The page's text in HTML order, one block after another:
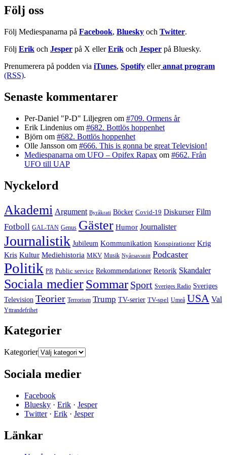
Följ oss
Följ Mediespanarna på Facebook, Bluesky och Twitter.
Följ Erik och Jesper på X ellerErik och Jesper på Bluesky.
Prenumerera på podden via iTunes, Spotify eller annat program
(RSS).
Senaste kommentarer
Per-Daniel "P-D" Liljegren om #709. Ormens år
Erik Lindenius om #682. Bottlös hoppenhet
Björn om #682. Bottlös hoppenhet
Olle Jansson om #666. This is gonna be great Television!
Mediespanarna om UFO – Opifex Rapax om #662. Från
UFO till UAP
Nyckelord
Akademi Argument Byråkrati Böcker Covid-19 Diskurser Film
Fotboll GAL-TAN Genus Gäster Humor Journalister
Journalistik Jubileum Kommunikation Konspirationer Krig
Kris Kultur Mediehistoria MKV Musik Nyårsavsnitt Podcaster
Politik PR Public service Rekommendationer Retorik Skandaler
Sociala medierSommar Sport Sveriges Radio Sveriges
Television Teorier Terrorism Trump TV-serier TV-spel Umeå USA Val
Yttrandefrihet
Kategorier
Kategorier
Sociala medier
Facebook
Bluesky · Erik · Jesper
Twitter· Erik · Jesper
Länkar